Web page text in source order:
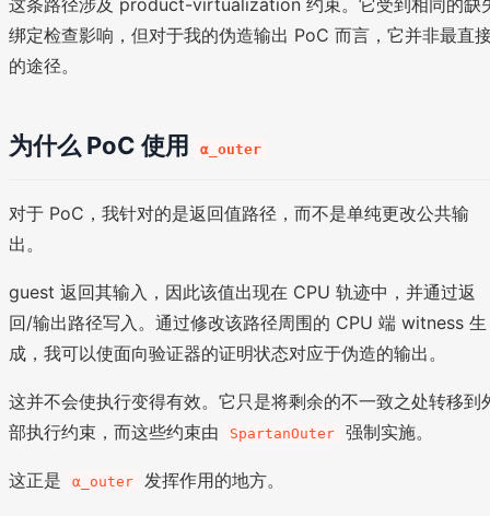
这条路径涉及 product-virtualization 约束。它受到相同的缺
绑定检查影响，但对于我的伪造输出 PoC 而言，它并非最直
的途径。
为什么 PoC 使用 α_outer
对于 PoC，我针对的是返回值路径，而不是单纯更改公共输
出。
guest 返回其输入，因此该值出现在 CPU 轨迹中，并通过返
回/输出路径写入。通过修改该路径周围的 CPU 端 witness 生
成，我可以使面向验证器的证明状态对应于伪造的输出。
这并不会使执行变得有效。它只是将剩余的不一致之处转移到
部执行约束，而这些约束由
SpartanOuter 强制实施。
这正是 α_outer 发挥作用的地方。